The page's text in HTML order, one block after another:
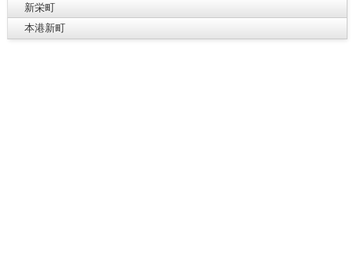
新栄町
本港新町